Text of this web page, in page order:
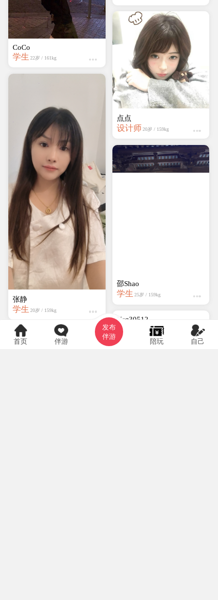
CoCo
学生 22岁 / 161kg
张静
学生 20岁 / 159kg
点点
设计师 20岁 / 159kg
邵Shao
学生 25岁 / 159kg
首页 伴游
发布
伴游
陪玩 自己